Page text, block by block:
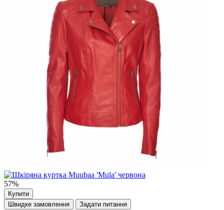
57%
Купити
Швидке замовлення
Задати питання